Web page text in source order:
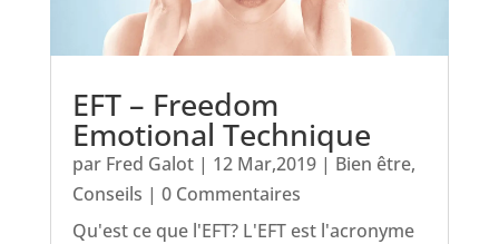
EFT – Freedom
Emotional Technique
par Fred Galot| 12 Mar,2019| Bien être,
Conseils | 0 Commentaires
Qu'est ce que l'EFT? L'EFT est l'acronyme